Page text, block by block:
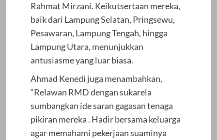
Rahmat Mirzani. Keikutsertaan mereka,
baik dari Lampung Selatan, Pringsewu,
Pesawaran, Lampung Tengah, hingga
Lampung Utara, menunjukkan
antusiasme yang luar biasa.
Ahmad Kenedi juga menambahkan,
“Relawan RMD dengan sukarela
sumbangkan ide saran gagasan tenaga
pikiran mereka . Hadir bersama keluarga
agar memahami pekerjaan suaminya